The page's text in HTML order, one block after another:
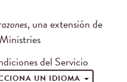
, una extensión de
Ministries
del Servicio
UN IDIOMA